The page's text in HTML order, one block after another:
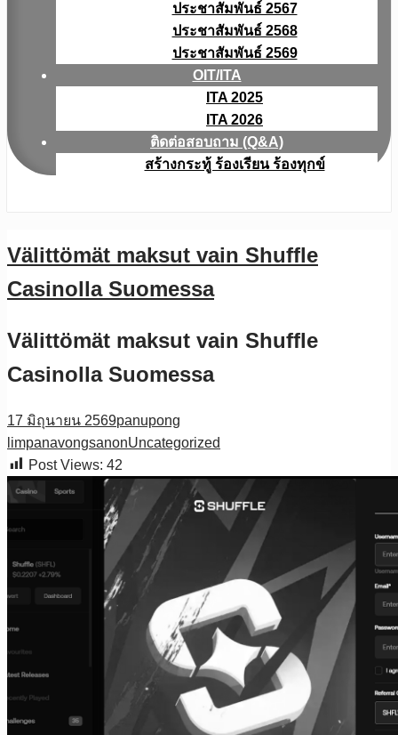
ประชาสัมพันธ์ 2567
ประชาสัมพันธ์ 2568
ประชาสัมพันธ์ 2569
OIT/ITA
ITA 2025
ITA 2026
ติดต่อสอบถาม (Q&A)
สร้างกระทู้ ร้องเรียน ร้องทุกข์
Välittömät maksut vain Shuffle
Casinolla Suomessa
Välittömät maksut vain Shuffle
Casinolla Suomessa
17 มิถุนายน 2569panupong
limpanavongsanonUncategorized
Post Views: 42